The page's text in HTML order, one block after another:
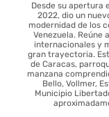
Desde su apertura
2022, dio un
modernidad de los
Venezuela. Reúne
internacionales y
gran trayectoria.
de Caracas,
manzana
Bello, Vollmer,
Municipio